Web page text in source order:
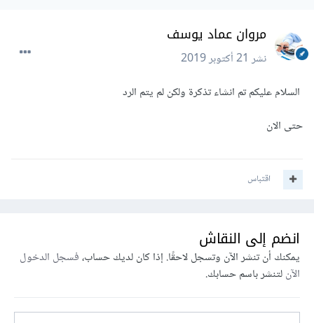
مروان عماد يوسف
نشر21 أكتوبر 2019
السلام عليكم تم انشاء تذكرة ولكن لم يتم الرد
حتى الان
اقتباس
انضم إلى النقاش
يمكنك أن تنشر الآن وتسجل لاحقًا. إذا كان لديك حساب،فسجل الدخول
الآنلتنشر باسم حسابك.